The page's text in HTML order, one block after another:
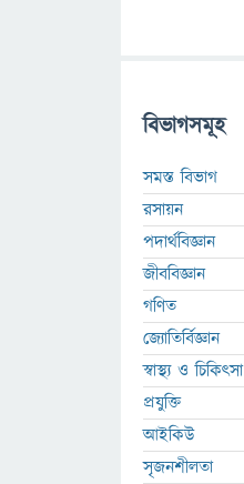
বিভাগসমূহ
সমস্ত বিভাগ
রসায়ন
পদার্থবিজ্ঞান
জীববিজ্ঞান
গণিত
জ্যোতির্বিজ্ঞান
স্বাস্থ্য ও চিকিৎসা
প্রযুক্তি
আইকিউ
সৃজনশীলতা